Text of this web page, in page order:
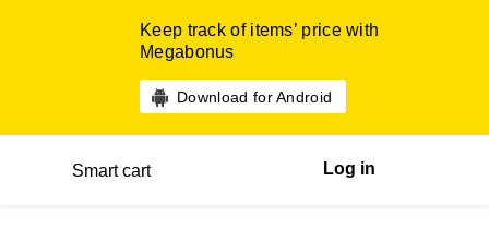
Keep track of items’ price with
Megabonus
Download for Android
Smart cart Log in